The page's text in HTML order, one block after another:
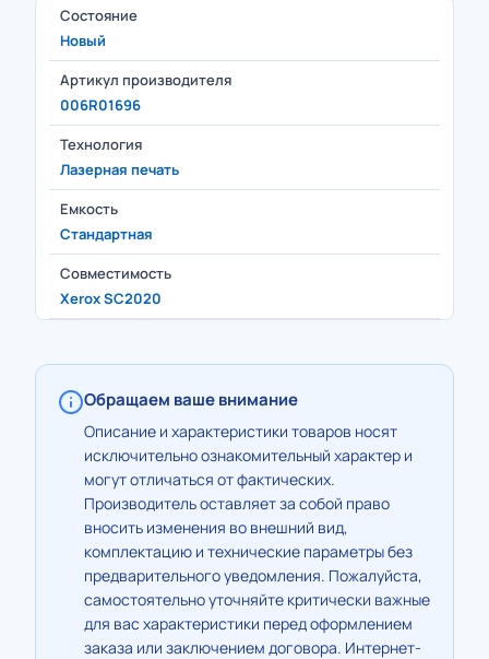
Состояние
Новый
Артикул производителя
006R01696
Технология
Лазерная печать
Емкость
Стандартная
Совместимость
Xerox SC2020
Обращаем ваше внимание
Описание и характеристики товаров носят
исключительно ознакомительный характер и
могут отличаться от фактических.
Производитель оставляет за собой право
вносить изменения во внешний вид,
комплектацию и технические параметры без
предварительного уведомления. Пожалуйста,
самостоятельно уточняйте критически важные
для вас характеристики перед оформлением
заказа или заключением договора. Интернет-